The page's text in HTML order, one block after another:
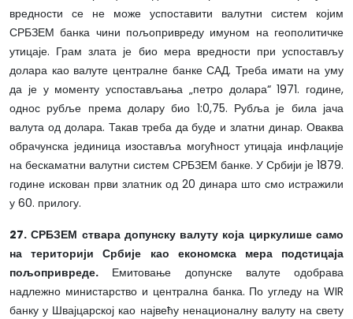
вредности се не може успоставити валутни систем којим
СРБЗЕМ банка чини пољопривреду имуном на геополитичке
утицаје. Грам злата је био мера вредности при успостављу
долара као валуте централне банке САД. Треба имати на уму
да је у моменту успостављања „петро долара“ 1971. године,
однос рубље према долару био 1:0,75. Рубља је била јача
валута од долара. Такав треба да буде и златни динар. Оваква
обрачунска јединица изоставља могућност утицаја инфлације
на бескаматни валутни систем СРБЗЕМ банке. У Србији је 1879.
године искован први златник од 20 динара што смо истражили
у 60. прилогу.
27. СРБЗЕМ ствара допунску валуту која циркулише само
на територији Србије као економска мера подстицаја
пољопривреде. Емитовање допунске валуте одобрава
надлежно министарство и централна банка. По угледу на WIR
банку у Швајцарској као највећу ненационалну валуту на свету